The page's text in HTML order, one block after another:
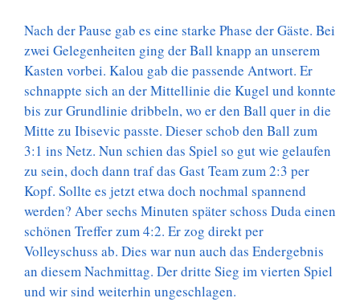
Nach der Pause gab es eine starke Phase der Gäste. Bei
zwei Gelegenheiten ging der Ball knapp an unserem
Kasten vorbei. Kalou gab die passende Antwort. Er
schnappte sich an der Mittellinie die Kugel und konnte
bis zur Grundlinie dribbeln, wo er den Ball quer in die
Mitte zu Ibisevic passte. Dieser schob den Ball zum
3:1 ins Netz. Nun schien das Spiel so gut wie gelaufen
zu sein, doch dann traf das Gast Team zum 2:3 per
Kopf. Sollte es jetzt etwa doch nochmal spannend
werden? Aber sechs Minuten später schoss Duda einen
schönen Treffer zum 4:2. Er zog direkt per
Volleyschuss ab. Dies war nun auch das Endergebnis
an diesem Nachmittag. Der dritte Sieg im vierten Spiel
und wir sind weiterhin ungeschlagen.